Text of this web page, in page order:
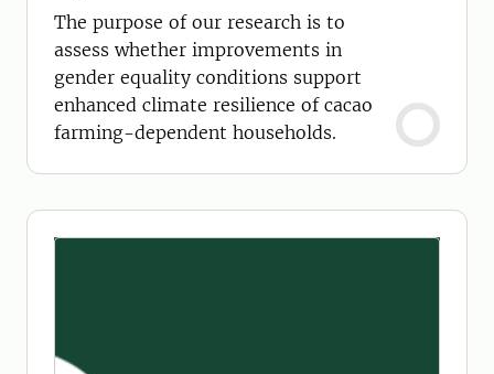
The purpose of our research is to
assess whether improvements in
gender equality conditions support
enhanced climate resilience of cacao
farming-dependent households.